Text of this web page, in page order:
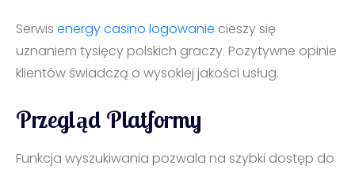
Serwis energy casino logowanie cieszy się
uznaniem tysięcy polskich graczy. Pozytywne opinie
klientów świadczą o wysokiej jakości usług.
Przegląd Platformy
Funkcja wyszukiwania pozwala na szybki dostęp do